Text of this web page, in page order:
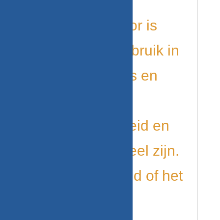
Deze startmotor is
ideaal voor gebruik in
bedrijfswagens en
betrouwbaarheid en
kracht essentieel zijn.
Controleer altijd of het